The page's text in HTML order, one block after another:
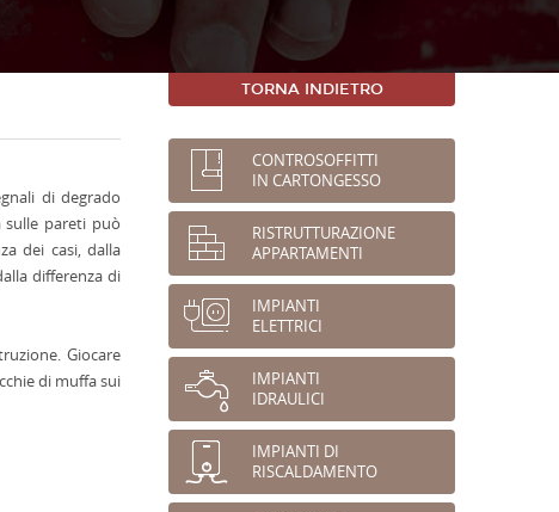
TORNA INDIETRO
di degrado
sulle pareti può
dei casi, dalla
differenza di
Giocare
di muffa sui
CONTROSOFFITTI
IN CARTONGESSO
RISTRUTTURAZIONE
APPARTAMENTI
IMPIANTI
ELETTRICI
IMPIANTI
IDRAULICI
IMPIANTI DI
RISCALDAMENTO